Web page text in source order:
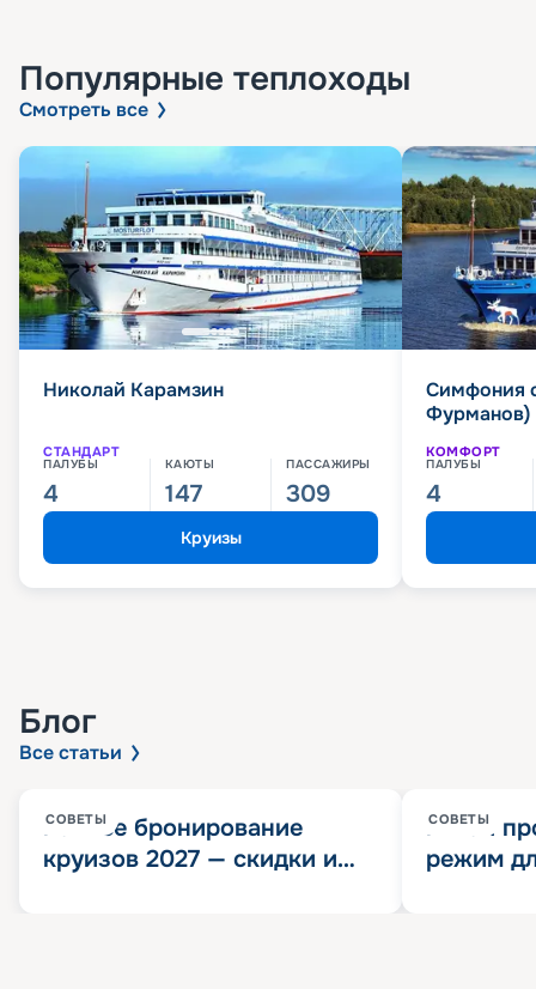
Популярные теплоходы
Смотреть все
Николай Карамзин
СТАНДАРТ
ПАЛУБЫ
4
КАЮТЫ
147
ПАССАЖИРЫ
309
Круизы
Симфония
Фурманов)
КОМФОРТ
ПАЛУБЫ
4
Блог
Все статьи
СОВЕТЫ
Раннее бронирование
круизов 2027 — скидки и
СОВЕТЫ
Китай
режим